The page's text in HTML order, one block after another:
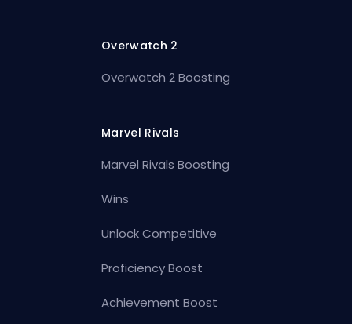
Overwatch 2
Overwatch 2 Boosting
Marvel Rivals
Marvel Rivals Boosting
Wins
Unlock Competitive
Proficiency Boost
Achievement Boost